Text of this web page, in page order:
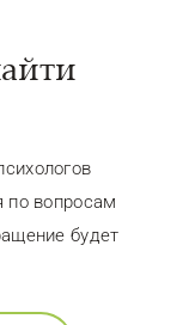
по вопросам
будет